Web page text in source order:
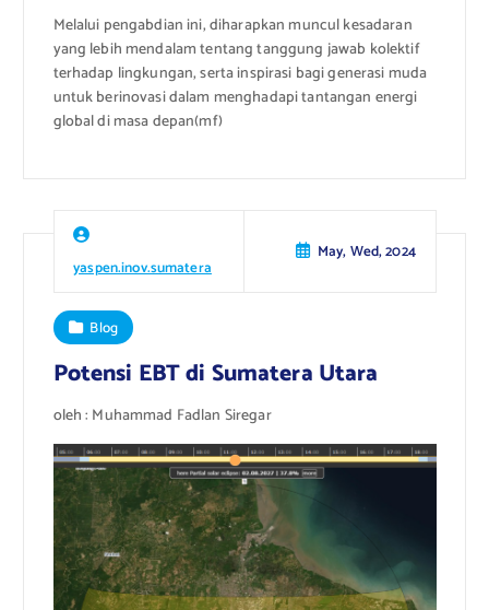
Melalui pengabdian ini, diharapkan muncul kesadaran
yang lebih mendalam tentang tanggung jawab kolektif
terhadap lingkungan, serta inspirasi bagi generasi muda
untuk berinovasi dalam menghadapi tantangan energi
global di masa depan(mf)
yaspen.inov.sumatera
May, Wed, 2024
Blog
Potensi EBT di Sumatera Utara
oleh : Muhammad Fadlan Siregar